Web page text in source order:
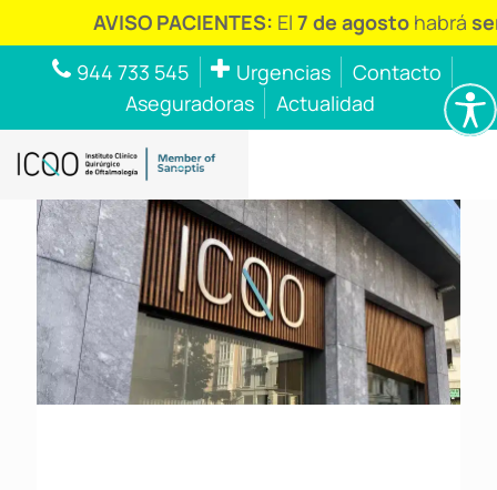
AVISO PACIENTES:El7 de agostohabrá
944 733 545
Urgencias
Contacto
Aseguradoras
Actualidad